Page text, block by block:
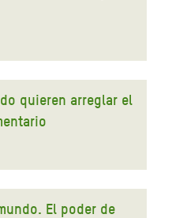
quieren arreglar el
El poder de